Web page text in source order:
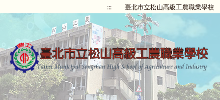
::: 臺北市立松山高級工農職業學校